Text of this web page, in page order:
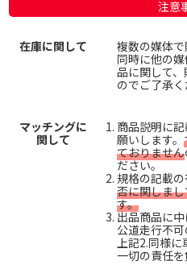
注意
在庫に関して
複数の媒体
同時に他の
品に関して
のでご了承く
マッチングに
関して
商品説明に
願いします。
ておりません
ださい。
規格の記載の
否に関しま
す。
出品商品に
公道走行不
上記2.同様に
一切の責任を